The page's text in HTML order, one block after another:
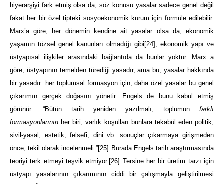
hiyerarşiyi fark etmiş olsa da, söz konusu yasalar sadece genel değil
fakat her bir özel tipteki sosyoekonomik kurum için formüle edilebilir.
Marx’a göre, her dönemin kendine ait yasalar olsa da, ekonomik
yaşamın tözsel genel kanunları olmadığı gibi [24]
, ekonomik yapı ve
üstyapısal ilişkiler arasındaki bağlantıda da bunlar yoktur. Marx a
göre, üstyapının temelden türediği yasadır, ama bu, yasalar hakkında
bir yasadır: her toplumsal formasyon için, daha özel yasalar bu genel
çıkarımın gerçek doğasını yönetir. Engels de bunu kabul etmiş
görünür: “Bütün tarih yeniden yazılmalı, toplumun farklı
formasyonlarının her biri, varlık koşulları bunlara tekabül eden politik,
sivil-yasal, estetik, felsefi, dini vb. sonuçlar çıkarmaya girişmeden
önce, tekil olarak incelenmeli.”[25] Burada Engels tarih araştırmasında
teoriyi terk etmeyi teşvik etmiyor. [26] Tersine her bir üretim tarzı için
üstyapı yasalarının çıkarımının ciddi bir çalışmayla geliştirilmesi